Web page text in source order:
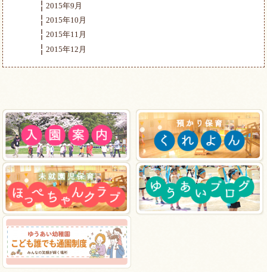
2015年9月
2015年10月
2015年11月
2015年12月